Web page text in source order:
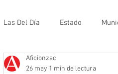
Las Del Día Estado
Que no se olvide
Aficionzac
26 may 1 min de lectura